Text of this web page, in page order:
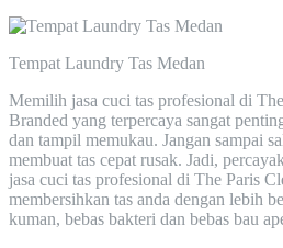
Tempat Laundry Tas Medan
Memilih jasa cuci tas profesional di
Branded yang terpercaya sangat
dan tampil memukau. Jangan sampai
membuat tas cepat rusak. Jadi,
jasa cuci tas profesional di The Paris
membersihkan tas anda dengan lebih
kuman, bebas bakteri dan bebas bau